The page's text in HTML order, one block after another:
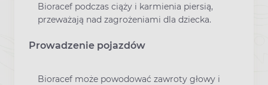
Bioracef podczas ciąży i karmienia piersią,
przeważają nad zagrożeniami dla dziecka.
Prowadzenie pojazdów
Bioracef może powodować zawroty głowy i